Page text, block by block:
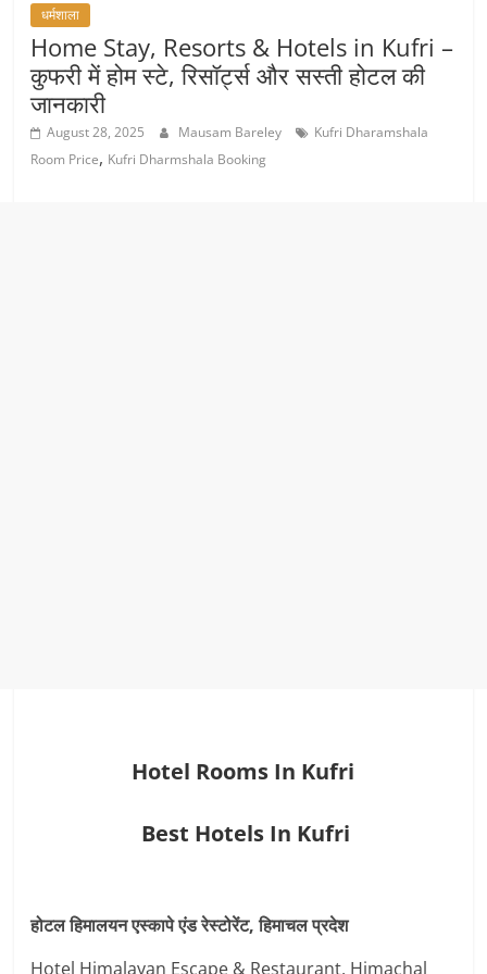
धर्मशाला
Home Stay, Resorts & Hotels in Kufri –
कुफरी में होम स्‍टे, रिसॉर्ट्स और सस्ती होटल की
जानकारी
August 28, 2025 Mausam Bareley
Kufri Dharamshala
Room Price, Kufri Dharmshala Booking
Hotel Rooms In Kufri
Best Hotels In Kufri
होटल हिमालयन एस्कापे एंड रेस्टोरेंट, हिमाचल प्रदेश
Hotel Himalayan Escape & Restaurant, Himachal